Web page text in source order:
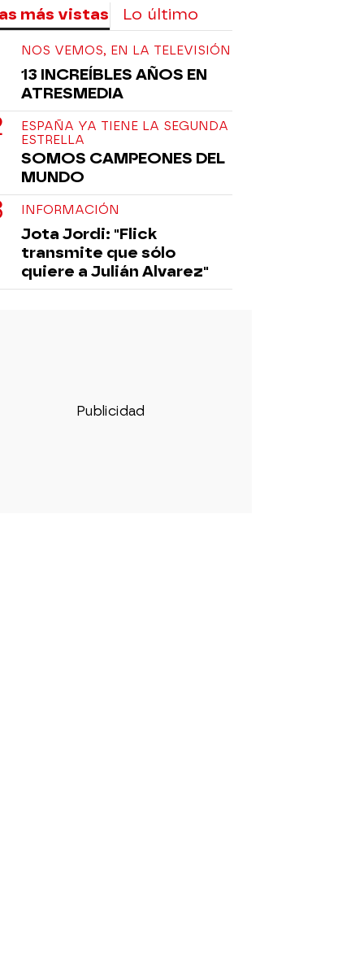
más vistas Lo último
NOS VEMOS, EN LA TELEVISIÓN
13 INCREÍBLES AÑOS EN
ATRESMEDIA
ESPAÑA YA TIENE LA SEGUNDA
ESTRELLA
SOMOS CAMPEONES DEL
MUNDO
INFORMACIÓN
Jota Jordi: "Flick
transmite que sólo
quiere a Julián Alvarez"